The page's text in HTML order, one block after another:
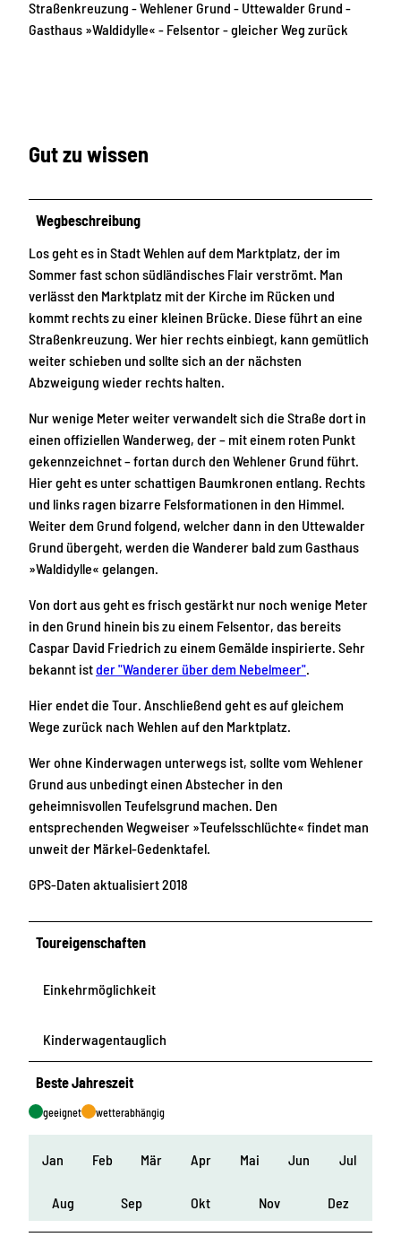
Straßenkreuzung - Wehlener Grund - Uttewalder Grund -
Gasthaus »Waldidylle« - Felsentor - gleicher Weg zurück
Gut zu wissen
Wegbeschreibung
Los geht es in Stadt Wehlen auf dem Marktplatz, der im
Sommer fast schon südländisches Flair verströmt. Man
verlässt den Marktplatz mit der Kirche im Rücken und
kommt rechts zu einer kleinen Brücke. Diese führt an eine
Straßenkreuzung. Wer hier rechts einbiegt, kann gemütlich
weiter schieben und sollte sich an der nächsten
Abzweigung wieder rechts halten.
Nur wenige Meter weiter verwandelt sich die Straße dort in
einen offiziellen Wanderweg, der – mit einem roten Punkt
gekennzeichnet – fortan durch den Wehlener Grund führt.
Hier geht es unter schattigen Baumkronen entlang. Rechts
und links ragen bizarre Felsformationen in den Himmel.
Weiter dem Grund folgend, welcher dann in den Uttewalder
Grund übergeht, werden die Wanderer bald zum Gasthaus
»Waldidylle« gelangen.
Von dort aus geht es frisch gestärkt nur noch wenige Meter
in den Grund hinein bis zu einem Felsentor, das bereits
Caspar David Friedrich zu einem Gemälde inspirierte. Sehr
bekannt istder "Wanderer über dem Nebelmeer".
Hier endet die Tour. Anschließend geht es auf gleichem
Wege zurück nach Wehlen auf den Marktplatz.
Wer ohne Kinderwagen unterwegs ist, sollte vom Wehlener
Grund aus unbedingt einen Abstecher in den
geheimnisvollen Teufelsgrund machen. Den
entsprechenden Wegweiser »Teufelsschlüchte« findet man
unweit der Märkel-Gedenktafel.
GPS-Daten aktualisiert 2018
Toureigenschaften
Einkehrmöglichkeit
Kinderwagentauglich
Beste Jahreszeit
geeignet wetterabhängig
Jan Feb Mär Apr Mai Jun Jul
Aug Sep Okt Nov Dez